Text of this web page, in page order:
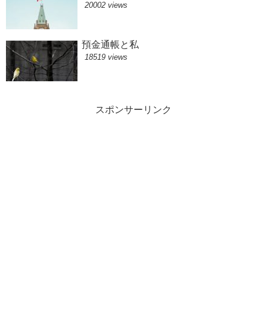
20002 views
預金通帳と私
18519 views
スポンサーリンク